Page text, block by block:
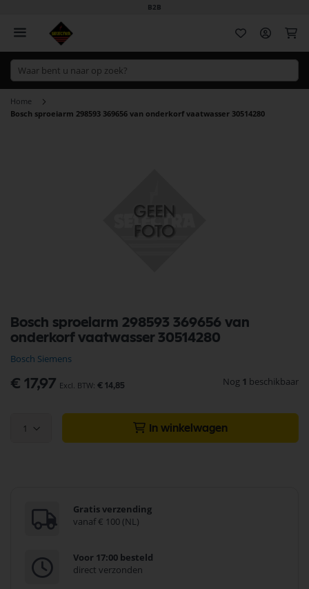
B2B
Home
Bosch sproeiarm 298593 369656 van onderkorf vaatwasser 30514280
Bosch sproeiarm 298593 369656 van
onderkorf vaatwasser 30514280
Bosch Siemens
€ 17,97 € 14,85 Nog 1 beschikbaar
1 In winkelwagen
Gratis verzending
vanaf € 100 (NL)
Voor 17:00 besteld
direct verzonden
naar
het
van
de
afbeeldingen-